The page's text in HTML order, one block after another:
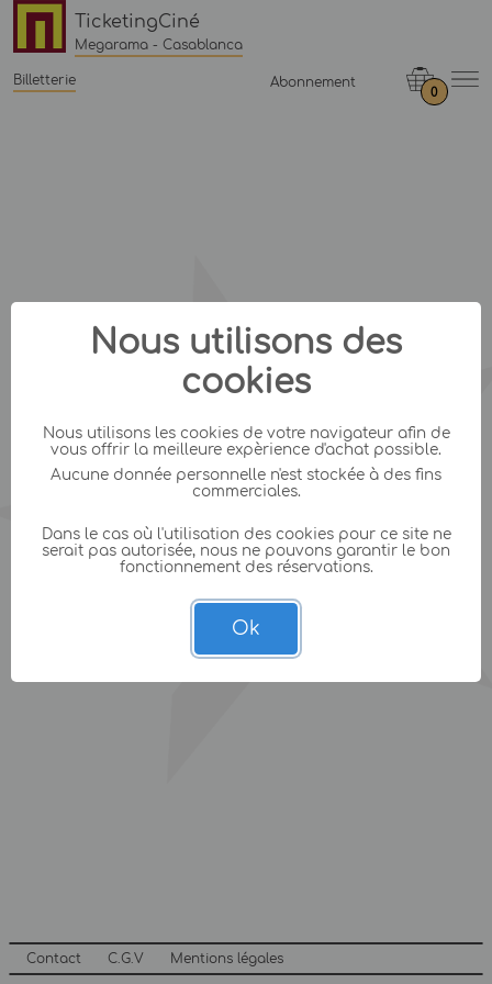
TicketingCiné
Megarama - Casablanca
Billetterie Abonnement
0
Contact C.G.V Mentions légales
Nous utilisons des
cookies
Nous utilisons les cookies de votre navigateur afin de
vous offrir la meilleure expèrience d'achat possible.
Aucune donnée personnelle n'est stockée à des fins
commerciales.
Dans le cas où l'utilisation des cookies pour ce site ne
serait pas autorisée, nous ne pouvons garantir le bon
fonctionnement des réservations.
Ok